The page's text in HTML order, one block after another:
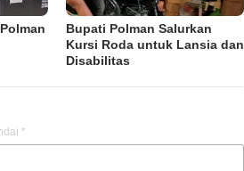
Bupati Polman Salurkan
Kursi Roda untuk Lansia dan
Disabilitas
*